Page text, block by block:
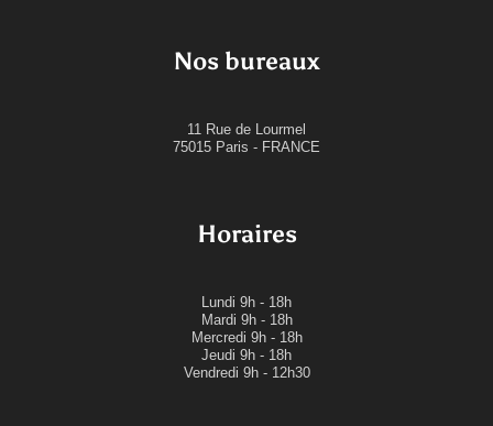
Nos bureaux
11 Rue de Lourmel
75015 Paris - FRANCE
Horaires
Lundi 9h - 18h
Mardi 9h - 18h
Mercredi 9h - 18h
Jeudi 9h - 18h
Vendredi 9h - 12h30